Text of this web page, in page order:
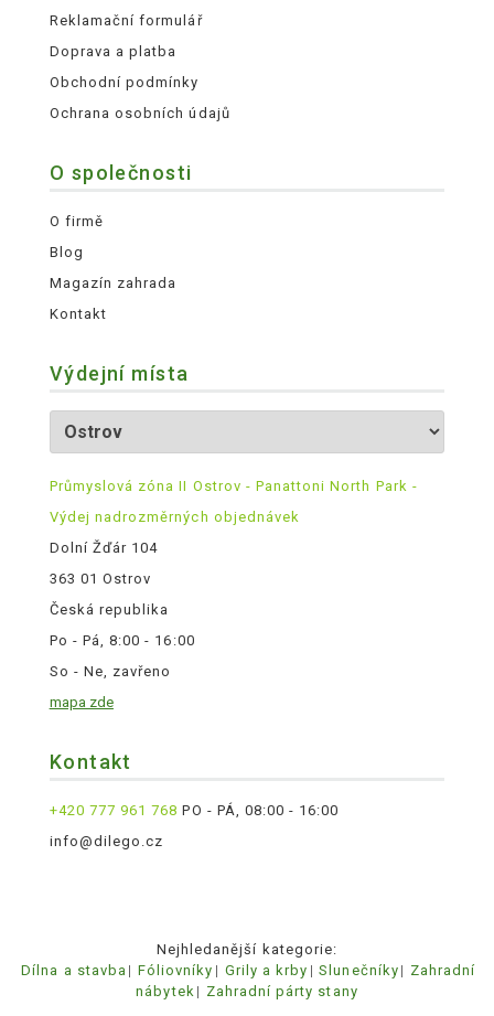
Reklamační formulář
Doprava a platba
Obchodní podmínky
Ochrana osobních údajů
O společnosti
O firmě
Blog
Magazín zahrada
Kontakt
Výdejní místa
Průmyslová zóna II Ostrov - Panattoni North Park -
Výdej nadrozměrných objednávek
Dolní Žďár 104
363 01 Ostrov
Česká republika
Po - Pá, 8:00 - 16:00
So - Ne, zavřeno
mapa zde
Kontakt
+420 777 961 768 PO - PÁ, 08:00 - 16:00
info@dilego.cz
Nejhledanější kategorie:
Dílna a stavba
Fóliovníky Grily a krby Slunečníky
Zahradní
nábytek
Zahradní párty stany